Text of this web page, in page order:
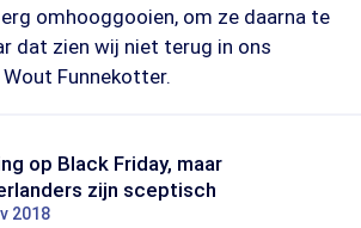
omhooggooien, om ze daarna te
dat zien wij niet terug in ons
Funnekotter.
op Black Friday, maar
zijn sceptisch
2018